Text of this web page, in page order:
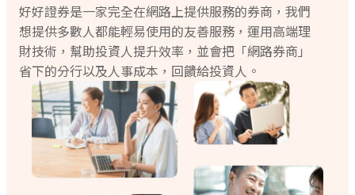
好好證券是一家完全在網路上提供服務的券商，我們
想提供多數人都能輕易使用的友善服務，運用高端理
財技術，幫助投資人提升效率，並會把「網路券商」
省下的分行以及人事成本，回饋給投資人。